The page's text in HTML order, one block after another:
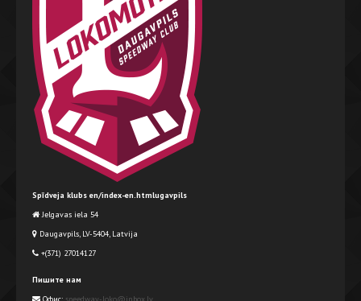
Spīdveja klubs en/index-en.htmlugavpils
Jelgavas iela 54
Daugavpils, LV-5404, Latvija
+(371) 27014127
Пишите нам
Офис: speedway-loko@inbox.lv